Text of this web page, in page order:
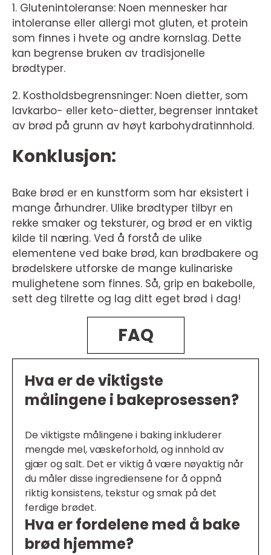
1. Glutenintoleranse: Noen mennesker har
intoleranse eller allergi mot gluten, et protein
som finnes i hvete og andre kornslag. Dette
kan begrense bruken av tradisjonelle
brødtyper.
2. Kostholdsbegrensninger: Noen dietter, som
lavkarbo- eller keto-dietter, begrenser inntaket
av brød på grunn av høyt karbohydratinnhold.
Konklusjon:
Bake brød er en kunstform som har eksistert i
mange århundrer. Ulike brødtyper tilbyr en
rekke smaker og teksturer, og brød er en viktig
kilde til næring. Ved å forstå de ulike
elementene ved bake brød, kan brødbakere og
brødelskere utforske de mange kulinariske
mulighetene som finnes. Så, grip en bakebolle,
sett deg tilrette og lag ditt eget brød i dag!
FAQ
Hva er de viktigste
målingene i bakeprosessen?
De viktigste målingene i baking inkluderer
mengde mel, væskeforhold, og innhold av
gjær og salt. Det er viktig å være nøyaktig når
du måler disse ingrediensene for å oppnå
riktig konsistens, tekstur og smak på det
ferdige brødet.
Hva er fordelene med å bake
brød hjemme?